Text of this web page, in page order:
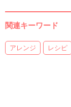
関連キーワード
アレンジ レシピ